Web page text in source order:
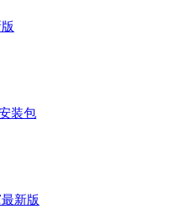
装包
新版